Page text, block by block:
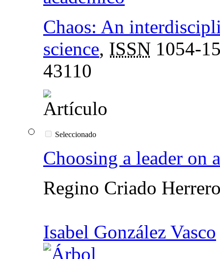
Chaos: An
science, ISSN 1054-
43110
Seleccionado
Choosing a leader on
Regino Criado
Isabel González Vasco